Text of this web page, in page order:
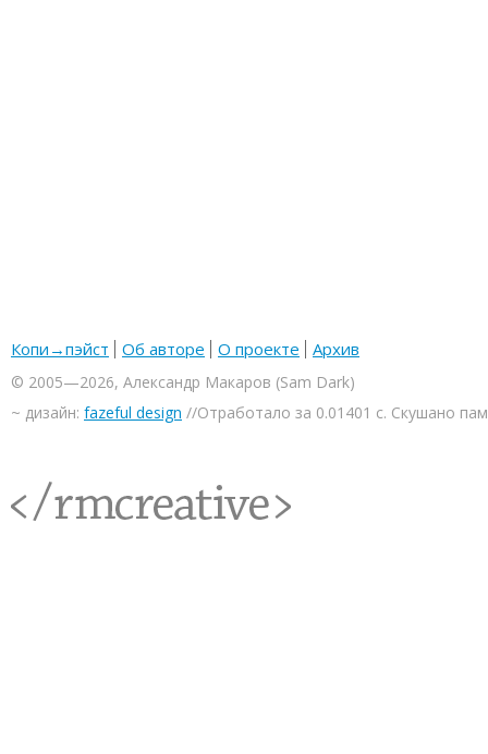
Копи→пэйст Об авторе О проекте Архив
© 2005—2026, Александр Макаров (Sam Dark)
~ дизайн: fazeful design //Отработало за 0.01401 с. Скушано
<rmcreative/>